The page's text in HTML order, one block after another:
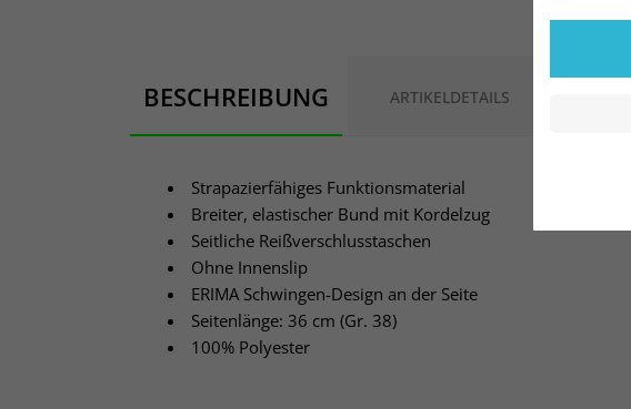
BESCHREIBUNG ARTIKELDETAILS
Strapazierfähiges Funktionsmaterial
Breiter, elastischer Bund mit Kordelzug
Seitliche Reißverschlusstaschen
Ohne Innenslip
ERIMA Schwingen-Design an der Seite
Seitenlänge: 36 cm (Gr. 38)
100% Polyester